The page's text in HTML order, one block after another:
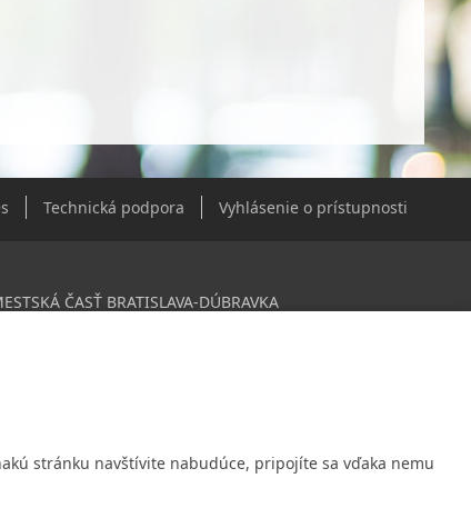
stránku navštívite nabudúce, pripojíte sa vďaka nemu
Vyhlásenie o prístupnosti
Technická podpora
ČASŤ BRATISLAVA-DÚBRAVKA
platca DPH